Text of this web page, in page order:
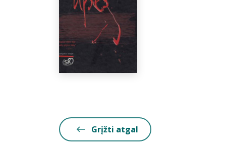
Grįžti atgal